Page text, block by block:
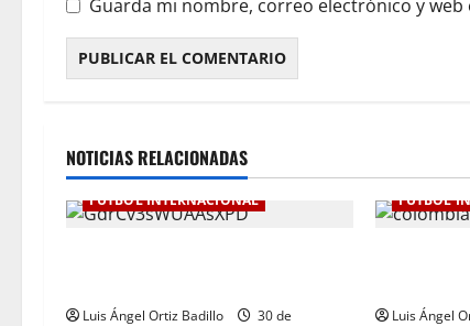
s
Guarda mi nombre, correo electrónico y
NOTICIAS RELACIONADAS
FÚTBOL INTERNACIONAL
Luis Ángel Ortiz Badillo
30 de
FÚTBOL
Luis Ángel